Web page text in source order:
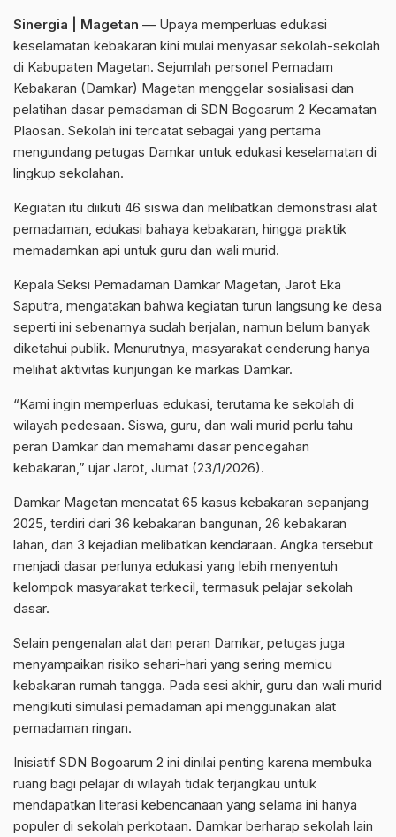
Sinergia | Magetan — Upaya memperluas edukasi
keselamatan kebakaran kini mulai menyasar sekolah-sekolah
di Kabupaten Magetan. Sejumlah personel Pemadam
Kebakaran (Damkar) Magetan menggelar sosialisasi dan
pelatihan dasar pemadaman di SDN Bogoarum 2 Kecamatan
Plaosan. Sekolah ini tercatat sebagai yang pertama
mengundang petugas Damkar untuk edukasi keselamatan di
lingkup sekolahan.
Kegiatan itu diikuti 46 siswa dan melibatkan demonstrasi alat
pemadaman, edukasi bahaya kebakaran, hingga praktik
memadamkan api untuk guru dan wali murid.
Kepala Seksi Pemadaman Damkar Magetan, Jarot Eka
Saputra, mengatakan bahwa kegiatan turun langsung ke desa
seperti ini sebenarnya sudah berjalan, namun belum banyak
diketahui publik. Menurutnya, masyarakat cenderung hanya
melihat aktivitas kunjungan ke markas Damkar.
“Kami ingin memperluas edukasi, terutama ke sekolah di
wilayah pedesaan. Siswa, guru, dan wali murid perlu tahu
peran Damkar dan memahami dasar pencegahan
kebakaran,” ujar Jarot, Jumat (23/1/2026).
Damkar Magetan mencatat 65 kasus kebakaran sepanjang
2025, terdiri dari 36 kebakaran bangunan, 26 kebakaran
lahan, dan 3 kejadian melibatkan kendaraan. Angka tersebut
menjadi dasar perlunya edukasi yang lebih menyentuh
kelompok masyarakat terkecil, termasuk pelajar sekolah
dasar.
Selain pengenalan alat dan peran Damkar, petugas juga
menyampaikan risiko sehari-hari yang sering memicu
kebakaran rumah tangga. Pada sesi akhir, guru dan wali murid
mengikuti simulasi pemadaman api menggunakan alat
pemadaman ringan.
Inisiatif SDN Bogoarum 2 ini dinilai penting karena membuka
ruang bagi pelajar di wilayah tidak terjangkau untuk
mendapatkan literasi kebencanaan yang selama ini hanya
populer di sekolah perkotaan. Damkar berharap sekolah lain